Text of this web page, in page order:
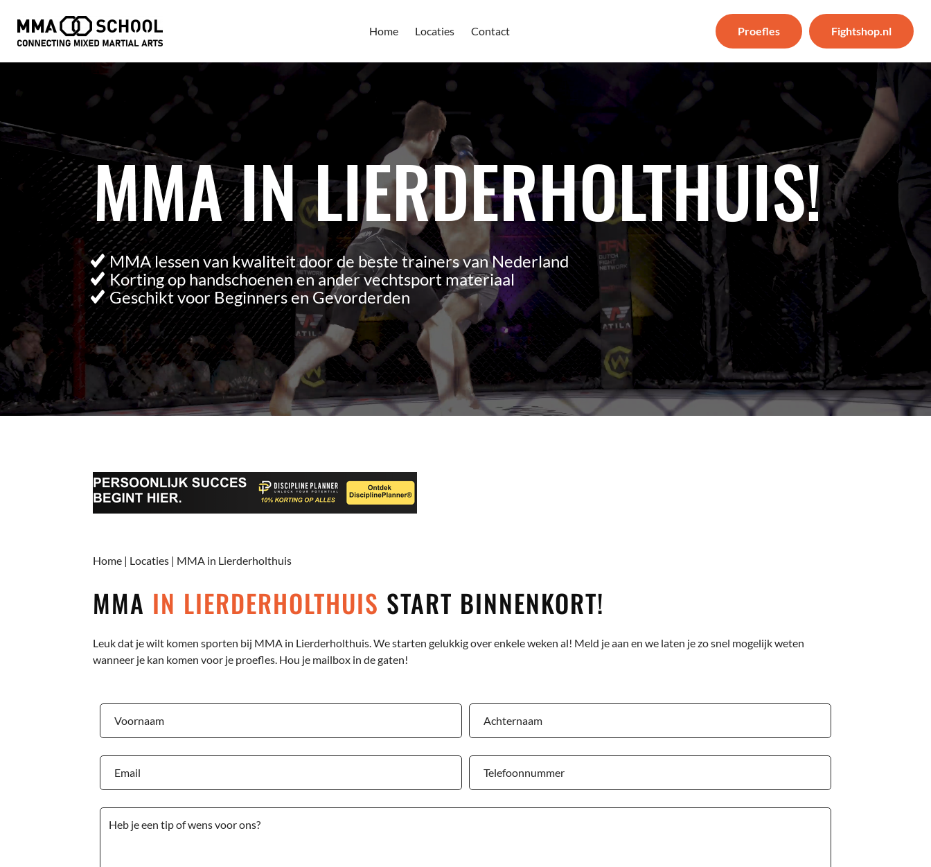
Home Locaties Contact Proefles Fightshop.nl
MMA IN LIERDERHOLTHUIS!
MMA lessen van kwaliteit door de beste trainers van Nederland
Korting op handschoenen en ander vechtsport materiaal
Geschikt voor Beginners en Gevorderden
Home | Locaties | MMA in Lierderholthuis
MMA IN LIERDERHOLTHUIS START BINNENKORT!
Leuk dat je wilt komen sporten bij MMA in Lierderholthuis. We starten gelukkig over enkele weken al! Meld je aan en we laten je zo snel mogelijk weten
wanneer je kan komen voor je proefles. Hou je mailbox in de gaten!